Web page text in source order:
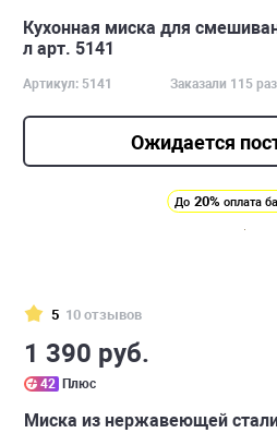
Кухонная миска для
л арт. 5141
Артикул: 5141 Заказали 115 раз
Ожидается
До 20% оплата
5 10 отзывов
1 390 руб.
42 Плюс
Миска из нержавеющей